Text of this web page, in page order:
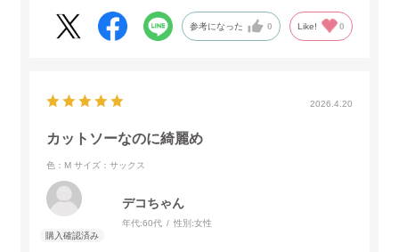
に使いたいと思います。
参考になった 0 Like! 0
2026.4.20
カットソーなのに綺麗め
色：M サイズ：サックス
デコちゃん
年代:60代 性別:女性